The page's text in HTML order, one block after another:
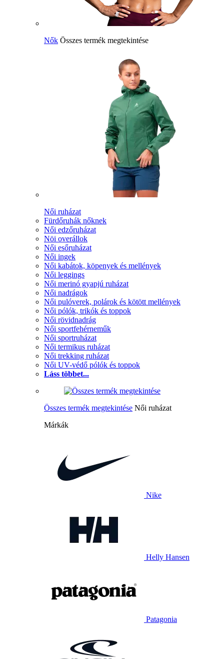
Nők Összes termék megtekintése
Női ruházat
Fürdőruhák nőknek
Női edzőruházat
Nöi overállok
Női esőruházat
Női ingek
Női kabátok, köpenyek és mellények
Női leggings
Női merinó gyapjú ruházat
Női nadrágok
Női pulóverek, polárok és kötött mellények
Női pólók, trikók és toppok
Női rövidnadrág
Női sportfehérneműk
Női sportruházat
Női termikus ruházat
Női trekking ruházat
Női UV-védő pólók és toppok
Láss többet...
Összes termék megtekintése Női ruházat
Márkák
Nike
Helly Hansen
Patagonia